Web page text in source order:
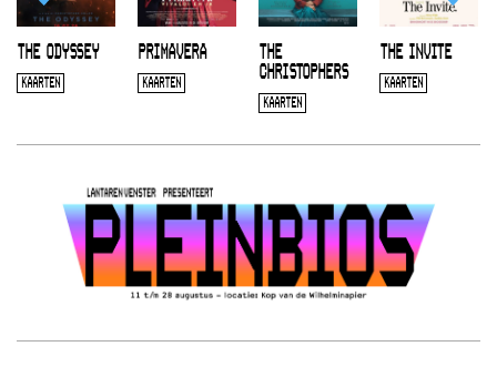
THE ODYSSEY
KAARTEN
PRIMAVERA
KAARTEN
THE
CHRISTOPHERS
KAARTEN
THE INVITE
KAARTEN